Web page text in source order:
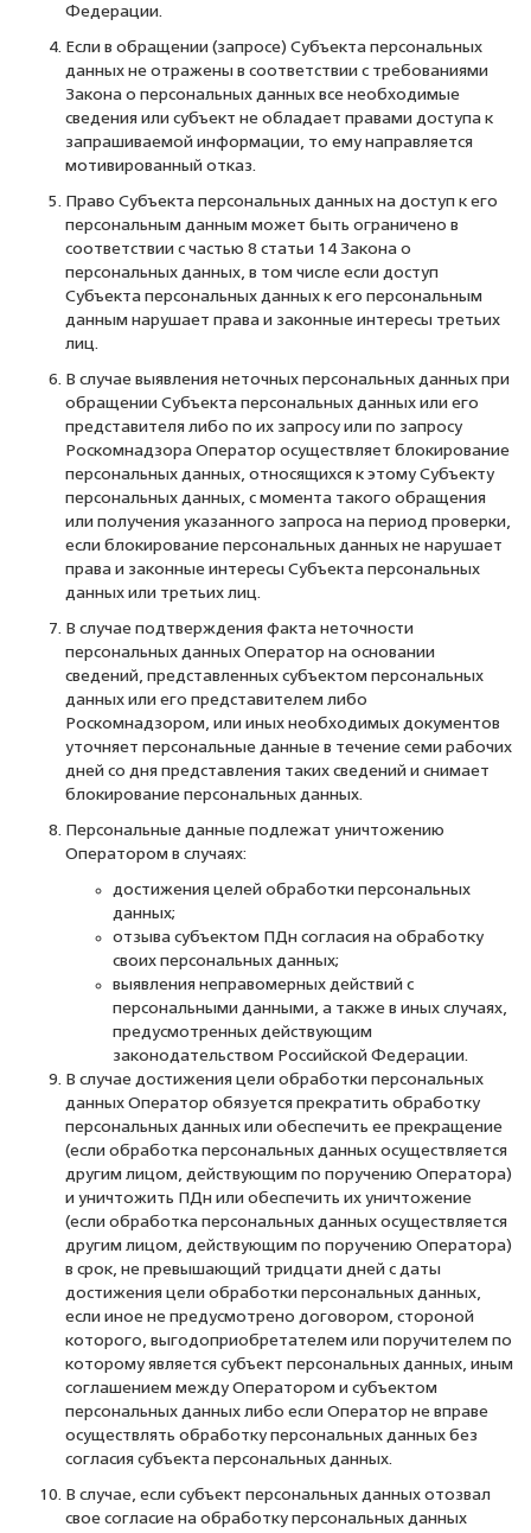
Федерации.
Если в обращении (запросе) Субъекта персональных
данных не отражены в соответствии с требованиями
Закона о персональных данных все необходимые
сведения или субъект не обладает правами доступа к
запрашиваемой информации, то ему направляется
мотивированный отказ.
Право Субъекта персональных данных на доступ к его
персональным данным может быть ограничено в
соответствии с частью 8 статьи 14 Закона о
персональных данных, в том числе если доступ
Субъекта персональных данных к его персональным
данным нарушает права и законные интересы третьих
лиц.
В случае выявления неточных персональных данных при
обращении Субъекта персональных данных или его
представителя либо по их запросу или по запросу
Роскомнадзора Оператор осуществляет блокирование
персональных данных, относящихся к этому Субъекту
персональных данных, с момента такого обращения
или получения указанного запроса на период проверки,
если блокирование персональных данных не нарушает
права и законные интересы Субъекта персональных
данных или третьих лиц.
В случае подтверждения факта неточности
персональных данных Оператор на основании
сведений, представленных субъектом персональных
данных или его представителем либо
Роскомнадзором, или иных необходимых документов
уточняет персональные данные в течение семи рабочих
дней со дня представления таких сведений и снимает
блокирование персональных данных.
Персональные данные подлежат уничтожению
Оператором в случаях:
достижения целей обработки персональных
данных;
отзыва субъектом ПДн согласия на обработку
своих персональных данных;
выявления неправомерных действий с
персональными данными, а также в иных случаях,
предусмотренных действующим
законодательством Российской Федерации.
В случае достижения цели обработки персональных
данных Оператор обязуется прекратить обработку
персональных данных или обеспечить ее прекращение
(если обработка персональных данных осуществляется
другим лицом, действующим по поручению Оператора)
и уничтожить ПДн или обеспечить их уничтожение
(если обработка персональных данных осуществляется
другим лицом, действующим по поручению Оператора)
в срок, не превышающий тридцати дней с даты
достижения цели обработки персональных данных,
если иное не предусмотрено договором, стороной
которого, выгодоприобретателем или поручителем по
которому является субъект персональных данных, иным
соглашением между Оператором и субъектом
персональных данных либо если Оператор не вправе
осуществлять обработку персональных данных без
согласия субъекта персональных данных.
В случае, если субъект персональных данных отозвал
свое согласие на обработку персональных данных